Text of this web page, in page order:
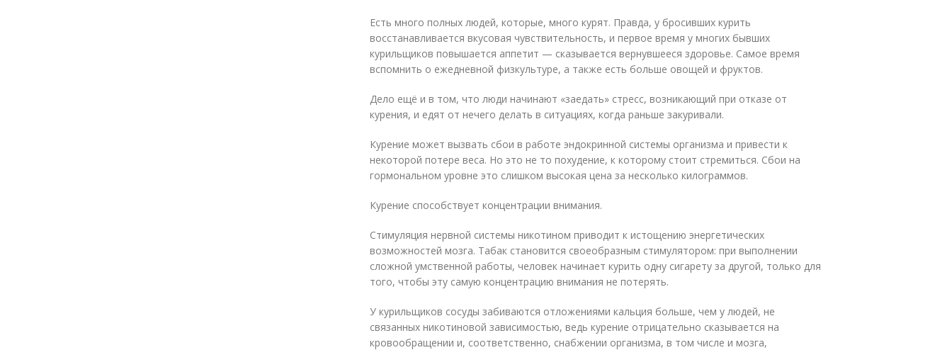
Есть много полных людей, которые, много курят. Правда, у бросивших курить
восстанавливается вкусовая чувствительность, и первое время у многих бывших
курильщиков повышается аппетит — сказывается вернувшееся здоровье. Самое время
вспомнить о ежедневной физкультуре, а также есть больше овощей и фруктов.
Дело ещё и в том, что люди начинают «заедать» стресс, возникающий при отказе от
курения, и едят от нечего делать в ситуациях, когда раньше закуривали.
Курение может вызвать сбои в работе эндокринной системы организма и привести к
некоторой потере веса. Но это не то похудение, к которому стоит стремиться. Сбои на
гормональном уровне это слишком высокая цена за несколько килограммов.
Курение способствует концентрации внимания.
Стимуляция нервной системы никотином приводит к истощению энергетических
возможностей мозга. Табак становится своеобразным стимулятором: при выполнении
сложной умственной работы, человек начинает курить одну сигарету за другой, только для
того, чтобы эту самую концентрацию внимания не потерять.
У курильщиков сосуды забиваются отложениями кальция больше, чем у людей, не
связанных никотиновой зависимостью, ведь курение отрицательно сказывается на
кровообращении и, соответственно, снабжении организма, в том числе и мозга,